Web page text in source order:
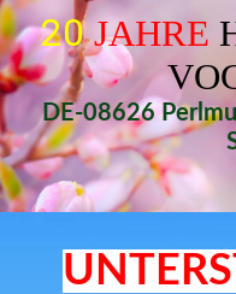
20 JAHRE
DE-08626